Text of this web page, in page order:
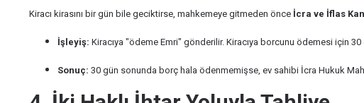
Kiracı kirasını bir gün bile geciktirse, mahkemeye gitmeden önce İcra ve İflas
İşleyiş: Kiracıya "ödeme Emri" gönderilir. Kiracıya borcunu ödemesi için 30
Sonuç: 30 gün sonunda borç hala ödenmemişse, ev sahibi İcra Hukuk